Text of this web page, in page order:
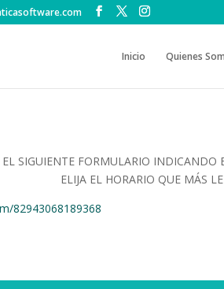
Inicio Quienes
EL SIGUIENTE FORMULARIO
ELIJA EL HORARIO QUE MÁS
82943068189368